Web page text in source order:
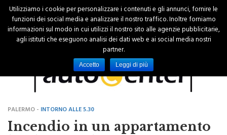
PALERMO - INTORNO ALLE 5.30
Incendio in un appartamento
Utilizziamo i cookie per personalizzare i contenuti e gli annunci, fornire le
funzioni dei social media e analizzare il nostro traffico. Inoltre forniamo
informazioni sul modo in cui utilizzi il nostro sito alle agenzie pubblicitarie,
agli istituti che eseguono analisi dei dati web e ai social media nostri
partner.
Accetto Leggi di più